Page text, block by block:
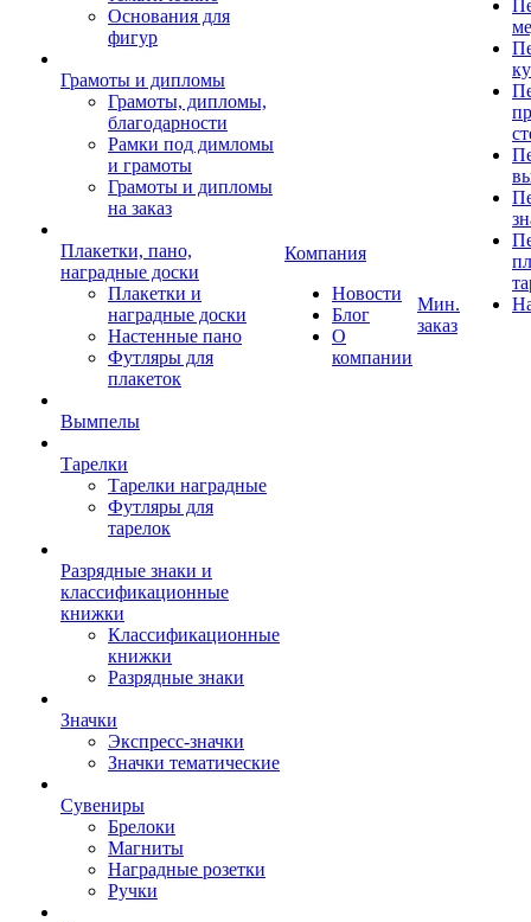
Основания для
фигур
Грамоты и дипломы
Грамоты, дипломы,
благодарности
Рамки под димломы
и грамоты
Грамоты и дипломы
на заказ
Плакетки, пано,
наградные доски
Плакетки и
наградные доски
Настенные пано
Футляры для
плакеток
Вымпелы
Тарелки
Тарелки наградные
Футляры для
тарелок
Разрядные знаки и
классификационные
книжки
Классификационные
книжки
Разрядные знаки
Значки
Экспресс-значки
Значки тематические
Сувениры
Брелоки
Магниты
Наградные розетки
Ручки
Компания
Новости
Блог
О
компании
Мин.
заказ